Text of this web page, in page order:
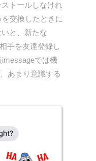
トールしなけれ
交換したときに
と、新たな
手を友達登録し
では機
あまり意識する